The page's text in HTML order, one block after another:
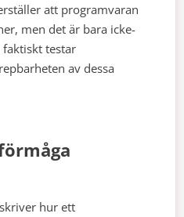
att programvaran
men det är bara icke-
testar
av dessa
hur ett